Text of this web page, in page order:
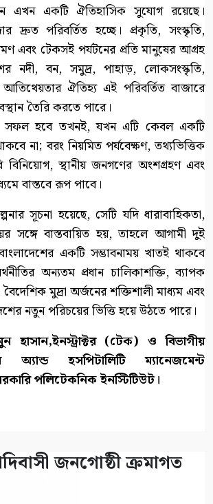
এখন একটি ঐতিহাসিক সুযোগ রয়েছে।
দ্রুত পরিবর্তিত হচ্ছে। প্রকৃতি, সংস্কৃতি,
এবং টেকসই পর্যটনের প্রতি মানুষের আগ্রহ
নদী, বন, সমুদ্র, পাহাড়, লোকসংস্কৃতি,
ঐতিহ্য এই পরিবর্তিত বাজারে
তৈরি করতে পারে।
সফল হবে তখনই, যখন এটি কেবল একটি
না; বরং নিয়মিত পর্যবেক্ষণ, তথ্যভিত্তিক
বিনিয়োগ, স্থানীয় জনগণের অংশগ্রহণ এবং
বাস্তবে রূপ পাবে।
সূচনা হয়েছে, সেটি যদি ধারাবাহিকতা,
সঙ্গে বাস্তবায়িত হয়, তাহলে আগামী দুই
একটি সম্ভাবনাময় খাতই থাকবে
অন্যতম প্রধান চালিকাশক্তি, ব্যাপক
মুদ্রা অর্জনের শক্তিশালী মাধ্যম এবং
নতুন পরিচয়ের ভিত্তি হয়ে উঠতে পারে।
(টেক) ও বিভাগীয়
অ্যান্ড হসপিটালিটি ম্যানেজমেন্ট
পলিটেকনিক ইনস্টিটিউট।
জনগোষ্ঠী ক্রমাগত